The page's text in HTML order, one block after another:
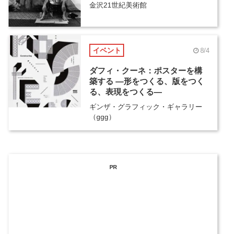
金沢21世紀美術館
イベント 8/4
ダフィ・クーネ：ポスターを構
築する ―形をつくる、版をつく
る、表現をつくる―
ギンザ・グラフィック・ギャラリー
（ggg）
PR